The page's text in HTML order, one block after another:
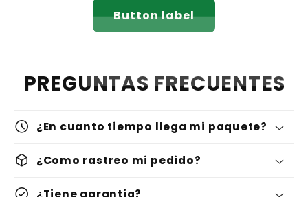
Button label
PREGUNTAS FRECUENTES
schedule ¿En cuanto tiempo llega mi paquete?
deployed_code ¿Como rastreo mi pedido?
¿Tiene garantia?